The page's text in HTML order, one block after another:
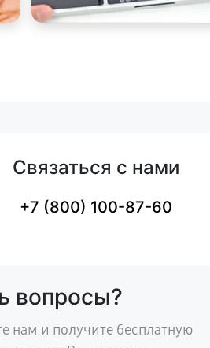
Связаться с нами
+7 (800) 100-87-60
вопросы?
нам и получите бесплатную